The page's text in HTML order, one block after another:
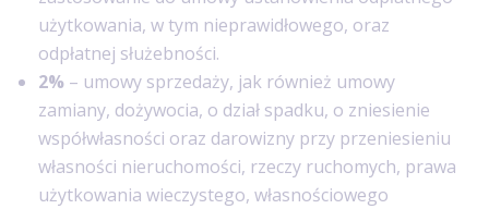
użytkowania, w tym nieprawidłowego, oraz
odpłatnej służebności.
2% – umowy sprzedaży, jak również umowy
zamiany, dożywocia, o dział spadku, o zniesienie
współwłasności oraz darowizny przy przeniesieniu
własności nieruchomości, rzeczy ruchomych, prawa
użytkowania wieczystego, własnościowego